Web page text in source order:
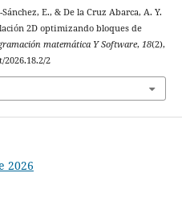
E., & De la Cruz Abarca, A. Y.
2D optimizando bloques de
matemática Y Software, 18(2),
2
2026